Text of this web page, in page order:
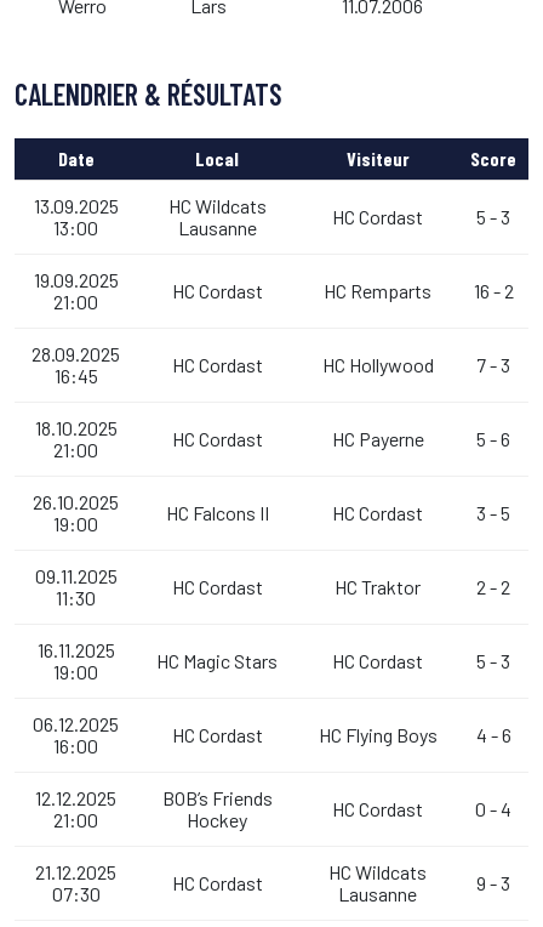
Werro Lars 11.07.2006
CALENDRIER & RÉSULTATS
Date Local Visiteur Score
13.09.2025
13:00
HC Wildcats
Lausanne
HC Cordast 5 - 3
19.09.2025
21:00
HC Cordast HC Remparts 16 - 2
28.09.2025
16:45
HC Cordast HC Hollywood 7 - 3
18.10.2025
21:00
HC Cordast HC Payerne 5 - 6
26.10.2025
19:00
HC Falcons II HC Cordast 3 - 5
09.11.2025
11:30
HC Cordast HC Traktor 2 - 2
16.11.2025
19:00
HC Magic Stars HC Cordast 5 - 3
06.12.2025
16:00
HC Cordast HC Flying Boys 4 - 6
12.12.2025
21:00
BOB’s Friends
Hockey
HC Cordast 0 - 4
21.12.2025
07:30
HC Cordast
HC Wildcats
Lausanne
9 - 3